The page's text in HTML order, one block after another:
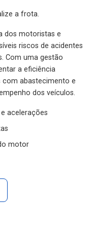
a frota.
dos motoristas e
riscos de acidentes
Com uma gestão
a eficiência
abastecimento e
dos veículos.
acelerações
motor